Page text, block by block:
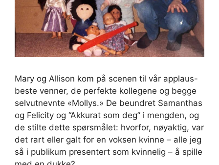
Mary og Allison kom på scenen til vår applaus-
beste venner, de perfekte kollegene og begge
selvutnevnte «Mollys.» De beundret Samanthas
og Felicity og “Akkurat som deg” i mengden, og
de stilte dette spørsmålet: hvorfor, nøyaktig, var
det rart eller galt for en voksen kvinne – alle jeg
så i publikum presentert som kvinnelig – å spille